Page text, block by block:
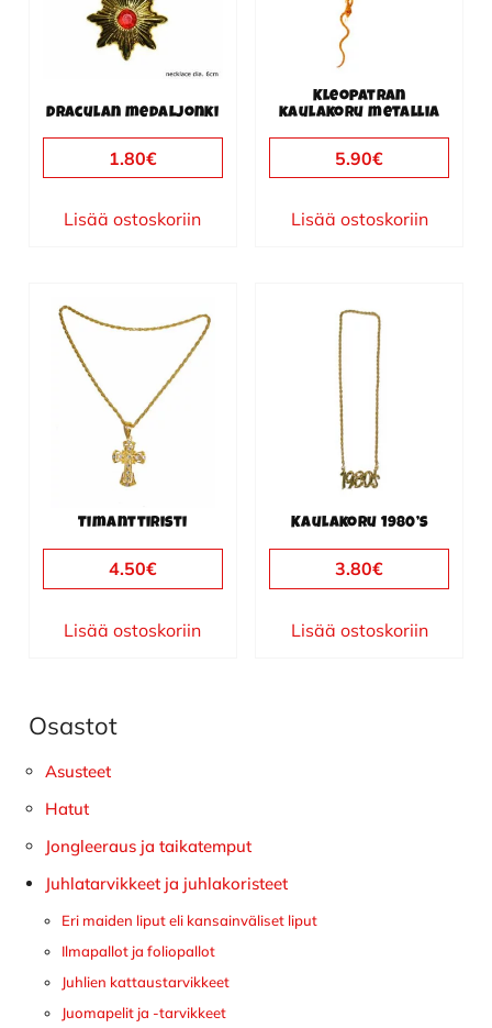
Draculan medaljonki
1.80€
Lisää ostoskoriin
Kleopatran
kaulakoru metallia
5.90€
Lisää ostoskoriin
Timanttiristi
4.50€
Lisää ostoskoriin
Kaulakoru 1980’s
3.80€
Lisää ostoskoriin
Ensisijainen
sivupalkki
Osastot
Asusteet
Hatut
Jongleeraus ja taikatemput
Juhlatarvikkeet ja juhlakoristeet
Eri maiden liput eli kansainväliset liput
Ilmapallot ja foliopallot
Juhlien kattaustarvikkeet
Juomapelit ja -tarvikkeet